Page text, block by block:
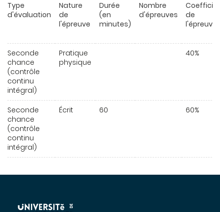
Type
d'évaluation
Nature
de
l'épreuve
Durée
(en
minutes)
Nombre
d'épreuves
de
l'épreuve
Seconde
chance
(contrôle
continu
intégral)
Pratique
physique
40%
Seconde
chance
(contrôle
continu
intégral)
Écrit 60 60%